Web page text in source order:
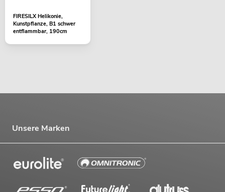
FIRESILX Helikonie,
Kunstpflanze, B1 schwer
entflammbar, 190cm
Unsere Marken